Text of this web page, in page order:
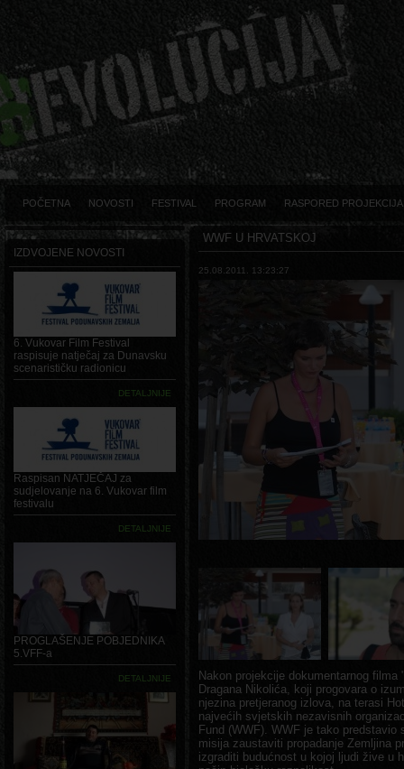
POČETNA NOVOSTI FESTIVAL PROGRAM RASPORED PROJEKCIJA
IZDVOJENE NOVOSTI
6. Vukovar Film Festival
raspisuje natječaj za Dunavsku
scenarističku radionicu
DETALJNIJE
Raspisan NATJEČAJ za
sudjelovanje na 6. Vukovar film
festivalu
DETALJNIJE
PROGLAŠENJE POBJEDNIKA
5.VFF-a
DETALJNIJE
WWF U HRVATSKOJ
25.08.2011. 13:23:27
Nakon projekcije dokumentarnog filma
Dragana Nikolića, koji progovara o
njezina pretjeranog izlova, na terasi
najvećih svjetskih nezavisnih
Fund (WWF). WWF je tako
misija zaustaviti propadanje Zemljina
izgraditi budućnost u kojoj ljudi žive u